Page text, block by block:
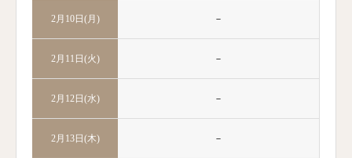
2月10日(月) －
2月11日(火) －
2月12日(水) －
2月13日(木) －